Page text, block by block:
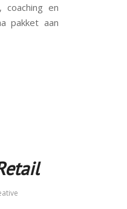
coaching en
pakket aan